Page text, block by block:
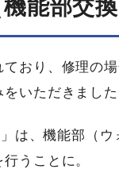
能部交
おり、修理の
いただきました
は、機能部（
うことに。